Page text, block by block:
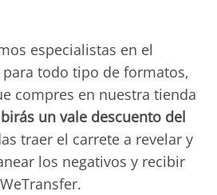
especialistas en el
todo tipo de formatos,
compres en nuestra tienda
un vale descuento del
traer el carrete a revelar y
los negativos y recibir